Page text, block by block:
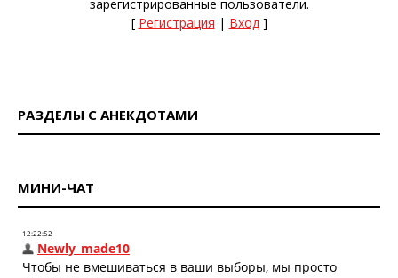
зарегистрированные пользователи.
[ Регистрация | Вход]
РАЗДЕЛЫ С АНЕКДОТАМИ
МИНИ-ЧАТ